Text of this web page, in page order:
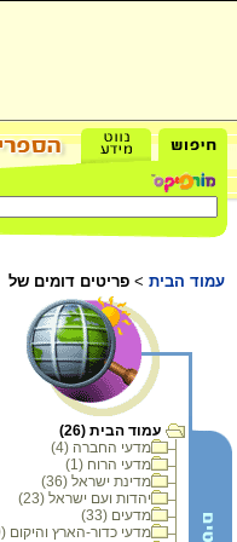
עמוד הבית > פריטים דומים של
עמוד הבית (26)
מדעי החברה (4)
מדעי הרוח (1)
מדינת ישראל (36)
יהדות ועם ישראל (23)
מדעים (33)
מדעי כדור-הארץ והיקום (30)